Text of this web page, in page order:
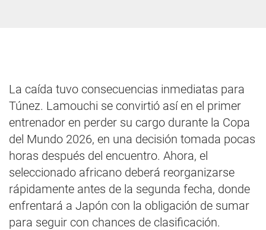
La caída tuvo consecuencias inmediatas para
Túnez. Lamouchi se convirtió así en el primer
entrenador en perder su cargo durante la Copa
del Mundo 2026, en una decisión tomada pocas
horas después del encuentro. Ahora, el
seleccionado africano deberá reorganizarse
rápidamente antes de la segunda fecha, donde
enfrentará a Japón con la obligación de sumar
para seguir con chances de clasificación.